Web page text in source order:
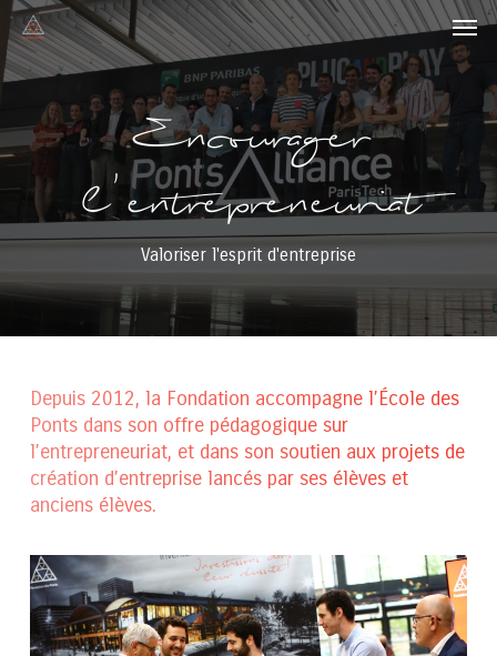
Skip
to
main
content
Encourager
l'entrepreneuriat
Valoriser l'esprit d'entreprise
Depuis 2012, la Fondation accompagne l’École des
Ponts dans son offre pédagogique sur
l’entrepreneuriat, et dans son soutien aux projets de
création d’entreprise lancés par ses élèves et
anciens élèves.